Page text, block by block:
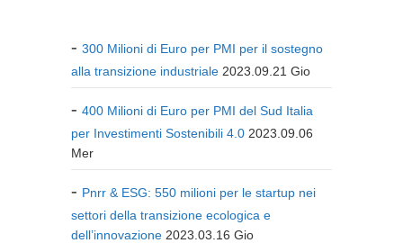
300 Milioni di Euro per PMI per il sostegno
alla transizione industriale 2023.09.21 Gio
400 Milioni di Euro per PMI del Sud Italia
per Investimenti Sostenibili 4.0 2023.09.06
Mer
Pnrr & ESG: 550 milioni per le startup nei
settori della transizione ecologica e
dell’innovazione 2023.03.16 Gio